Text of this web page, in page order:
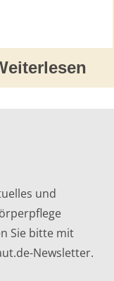
O-)
mit Saccharose
und
Sie bitte mit
Newsletter.